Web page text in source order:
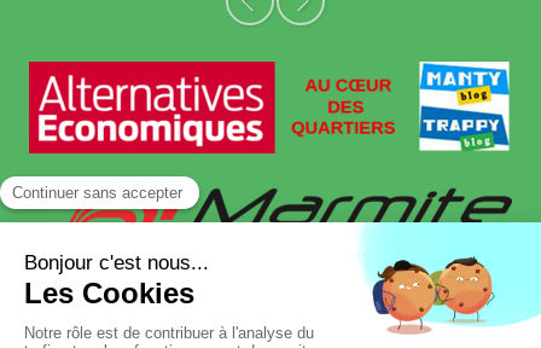
Slide précédent
Slide suivant